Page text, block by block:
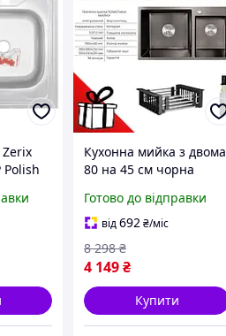
Polish
0.6
Кухонна мийка з двома
80 на 45 см чорна
сталі інтегрована
Мийки дві чаші
комплект
Готово до відправки
від692₴/міс
4 149₴
8 298 ₴
Купити